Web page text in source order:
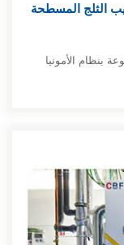
الثلج المسطحة
بنظام الأمونيا